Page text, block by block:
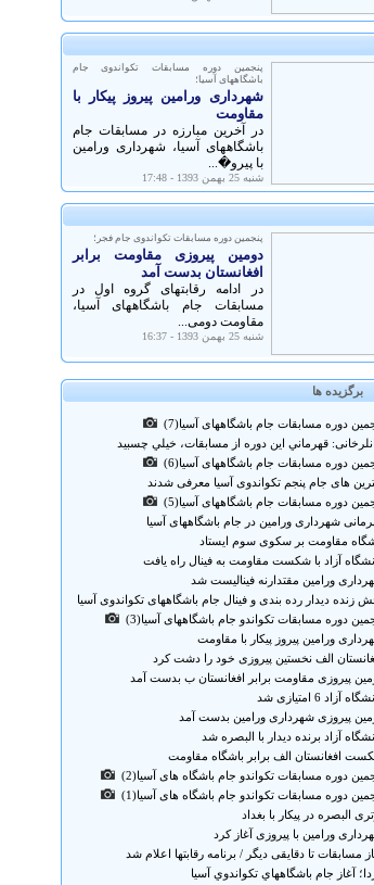
پنجمین دوره مسابقات تکواندوی جام
باشگاههای آسیا؛
شهرداری ورامین پیروز پیکار با
مقاومت
در آخرین مبارزه در مسابقات جام
باشگاههای آسیا، شهرداری ورامین
با پیرو�...
شنبه 25 بهمن 1393 - 17:48
پنجمین دوره مسابقات تکواندوی جام فجر؛
دومین پیروزی مقاومت برابر
افغانستان بدست آمد
در ادامه رقابتهای گروه اول در
مسابقات جام باشگاههای آسیا،
مقاومت دومی...
شنبه 25 بهمن 1393 - 16:37
برگزيده ها
دوره مسابقات جام باشگاههای آسیا(7)
قهرماني اين دوره از مسابقات، خيلي چسبيد
دوره مسابقات جام باشگاههای آسیا(6)
های جام پنجم تکواندوی آسیا معرفی شدند
دوره مسابقات جام باشگاههای آسیا(5)
شهرداری ورامین در جام باشگاههای آسیا
مقاومت بر سکوی سوم ایستاد
آزاد با شکست مقاومت به فینال راه یافت
ورامین مقتدارنه فینالیست شد
زنده دیدار رده بندی و فینال جام باشگاههای تکواندوی آسیا
دوره مسابقات تکواندو جام باشگاههای آسیا(3)
ورامین پیروز پیکار با مقاومت
الف نخستین پیروزی خود را دشت کرد
پیروزی مقاومت برابر افغانستان ب بدست آمد
آزاد 6 امتیازی شد
پیروزی شهرداری ورامین بدست آمد
آزاد برنده دیدار با البصره شد
افغانستان الف برابر باشگاه مقاومت
دوره مسابقات تکواندو جام باشگاه های آسیا(2)
دوره مسابقات تکواندو جام باشگاه های آسیا(1)
البصره در پیکار با بغداد
ورامین با پیروزی آغاز کرد
مسابقات تا دقایقی دیگر / برنامه رقابتها اعلام شد
آغاز جام باشگاههاي تكواندوي آسيا